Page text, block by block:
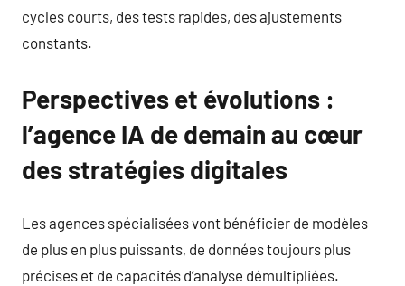
cycles courts, des tests rapides, des ajustements
constants.
Perspectives et évolutions :
l’agence IA de demain au cœur
des stratégies digitales
Les agences spécialisées vont bénéficier de modèles
de plus en plus puissants, de données toujours plus
précises et de capacités d’analyse démultipliées.